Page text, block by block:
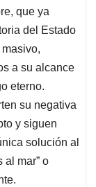
que ya
del Estado
a su alcance
eterno.
su negativa
y siguen
solución al
al mar” o